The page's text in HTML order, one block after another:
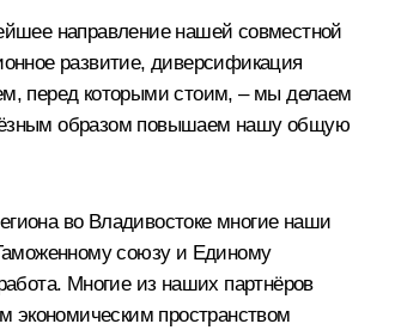
направление нашей совместной
развитие, диверсификация
перед которыми стоим, – мы делаем
образом повышаем нашу общую
во Владивостоке многие наши
союзуи Единому
Многие из наших партнёров
экономическим пространством